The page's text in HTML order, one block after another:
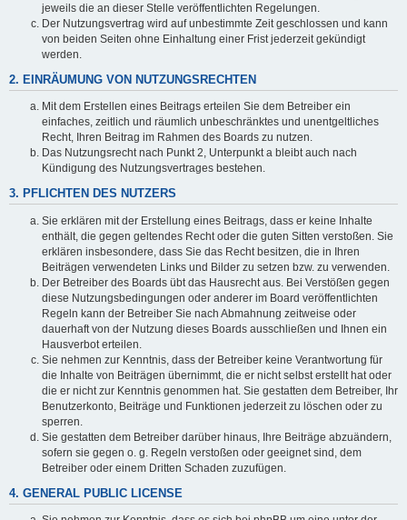
jeweils die an dieser Stelle veröffentlichten Regelungen.
Der Nutzungsvertrag wird auf unbestimmte Zeit geschlossen und kann
von beiden Seiten ohne Einhaltung einer Frist jederzeit gekündigt
werden.
2. EINRÄUMUNG VON NUTZUNGSRECHTEN
Mit dem Erstellen eines Beitrags erteilen Sie dem Betreiber ein
einfaches, zeitlich und räumlich unbeschränktes und unentgeltliches
Recht, Ihren Beitrag im Rahmen des Boards zu nutzen.
Das Nutzungsrecht nach Punkt 2, Unterpunkt a bleibt auch nach
Kündigung des Nutzungsvertrages bestehen.
3. PFLICHTEN DES NUTZERS
Sie erklären mit der Erstellung eines Beitrags, dass er keine Inhalte
enthält, die gegen geltendes Recht oder die guten Sitten verstoßen. Sie
erklären insbesondere, dass Sie das Recht besitzen, die in Ihren
Beiträgen verwendeten Links und Bilder zu setzen bzw. zu verwenden.
Der Betreiber des Boards übt das Hausrecht aus. Bei Verstößen gegen
diese Nutzungsbedingungen oder anderer im Board veröffentlichten
Regeln kann der Betreiber Sie nach Abmahnung zeitweise oder
dauerhaft von der Nutzung dieses Boards ausschließen und Ihnen ein
Hausverbot erteilen.
Sie nehmen zur Kenntnis, dass der Betreiber keine Verantwortung für
die Inhalte von Beiträgen übernimmt, die er nicht selbst erstellt hat oder
die er nicht zur Kenntnis genommen hat. Sie gestatten dem Betreiber, Ihr
Benutzerkonto, Beiträge und Funktionen jederzeit zu löschen oder zu
sperren.
Sie gestatten dem Betreiber darüber hinaus, Ihre Beiträge abzuändern,
sofern sie gegen o. g. Regeln verstoßen oder geeignet sind, dem
Betreiber oder einem Dritten Schaden zuzufügen.
4. GENERAL PUBLIC LICENSE